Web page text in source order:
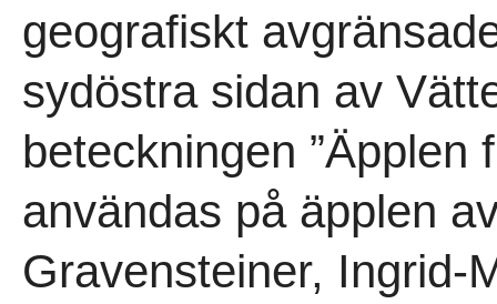
geografiskt
sydöstra sidan av
beteckningen ”Äpplen
användas på äpplen
Gravensteiner, Ingrid-